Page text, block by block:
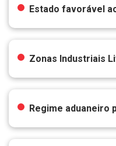
Estado favorável
Zonas Industriais
Regime aduaneiro